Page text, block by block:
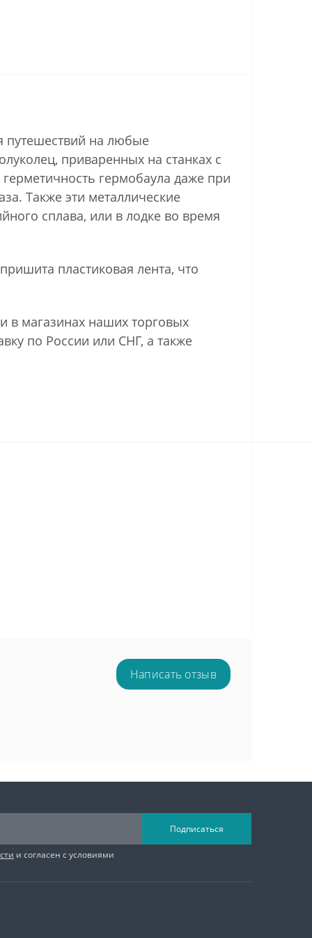
путешествий на любые
приваренных на станках с
гермобаула даже при
Также эти металлические
сплава, или в лодке во время
пластиковая лента, что
в магазинах наших торговых
по России или СНГ, а также
Написать отзыв
Подписаться
и согласен с условиями